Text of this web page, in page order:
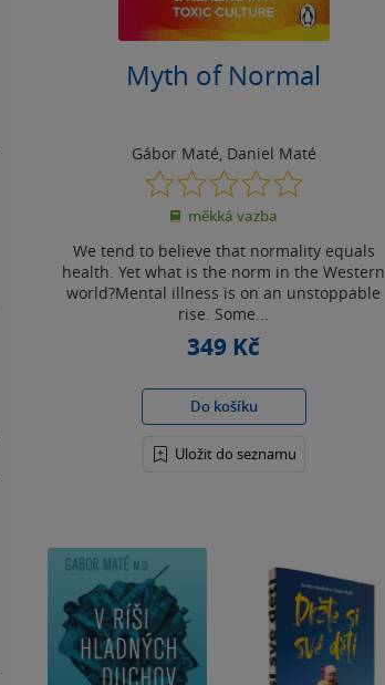
Myth of Normal
Gábor Maté Daniel Maté
0.0
z
5
měkká vazba
We tend to believe that normality equals
health. Yet what is the norm in the Western
world?Mental illness is on an unstoppable
rise. Some...
349 Kč
Do košíku
Uložit do seznamu